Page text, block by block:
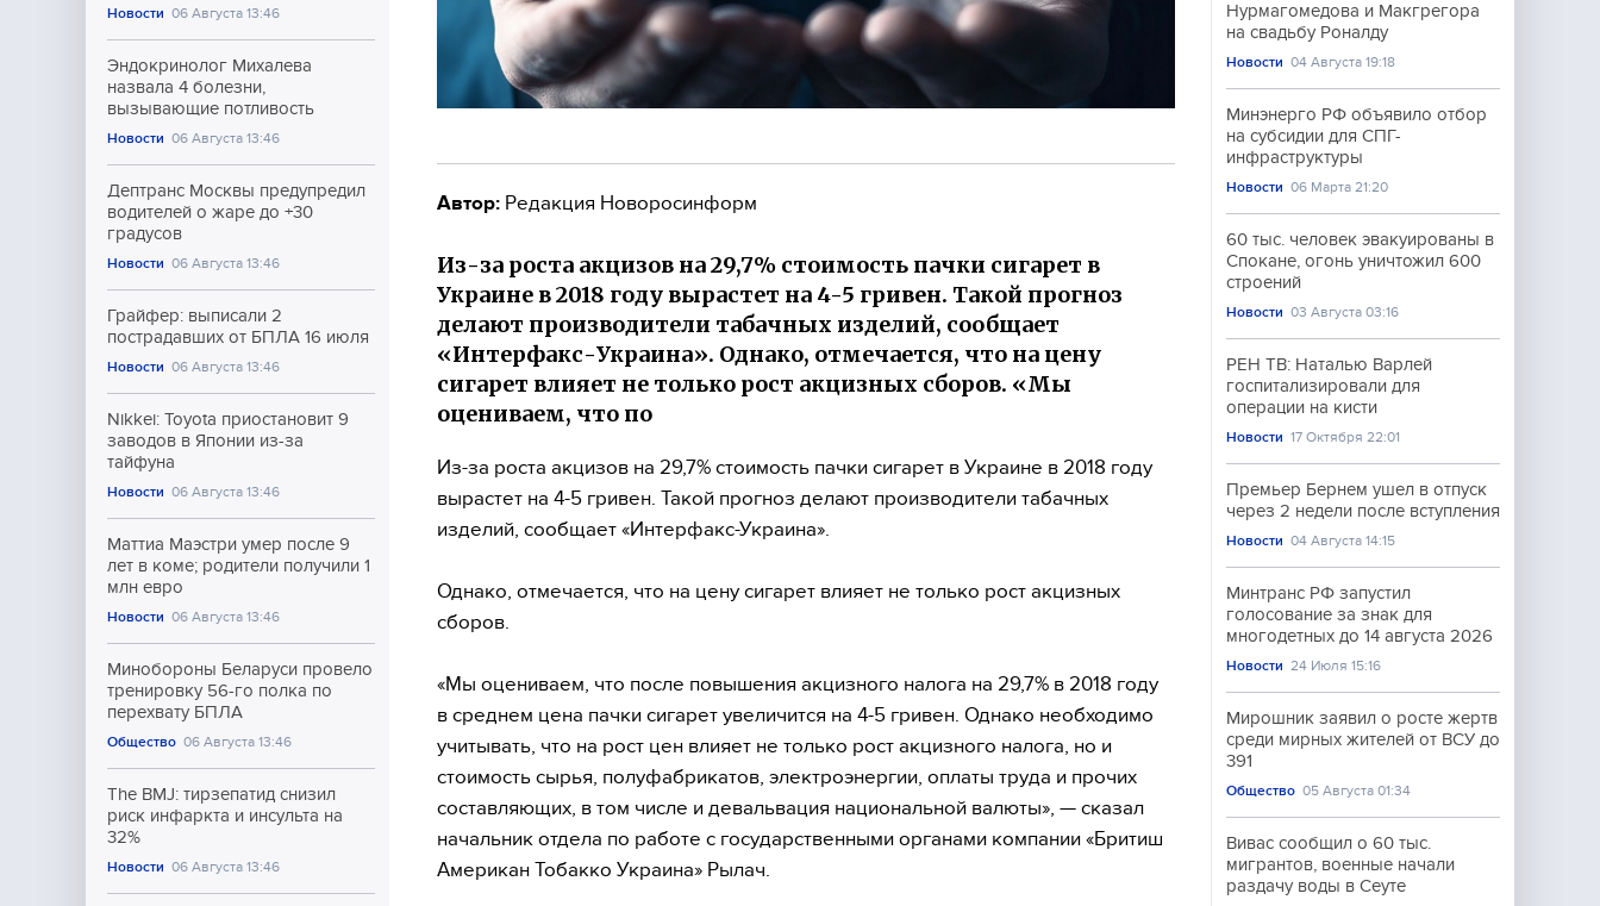
Новости 06 Августа 13:46
Эндокринолог Михалева
назвала 4 болезни,
вызывающие потливость
Новости 06 Августа 13:46
Дептранс Москвы предупредил
водителей о жаре до +30
градусов
Новости 06 Августа 13:46
Грайфер: выписали 2
пострадавших от БПЛА 16 июля
Новости 06 Августа 13:46
Nikkei: Toyota приостановит 9
заводов в Японии из-за
тайфуна
Новости 06 Августа 13:46
Маттиа Маэстри умер после 9
лет в коме; родители получили 1
млн евро
Новости 06 Августа 13:46
Минобороны Беларуси провело
тренировку 56-го полка по
перехвату БПЛА
Общество 06 Августа 13:46
The BMJ: тирзепатид снизил
риск инфаркта и инсульта на
32%
Новости 06 Августа 13:46
Автор: Редакция Новоросинформ
Из-за роста акцизов на 29,7% стоимость пачки сигарет в
Украине в 2018 году вырастет на 4-5 гривен. Такой прогноз
делают производители табачных изделий, сообщает
«Интерфакс-Украина». Однако, отмечается, что на цену
сигарет влияет не только рост акцизных сборов. «Мы
оцениваем, что по
Из-за роста акцизов на 29,7% стоимость пачки сигарет в Украине в 2018 году
вырастет на 4-5 гривен. Такой прогноз делают производители табачных
изделий, сообщает «Интерфакс-Украина».
Однако, отмечается, что на цену сигарет влияет не только рост акцизных
сборов.
«Мы оцениваем, что после повышения акцизного налога на 29,7% в 2018 году
в среднем цена пачки сигарет увеличится на 4-5 гривен. Однако необходимо
учитывать, что на рост цен влияет не только рост акцизного налога, но и
стоимость сырья, полуфабрикатов, электроэнергии, оплаты труда и прочих
составляющих, в том числе и девальвация национальной валюты», — сказал
начальник отдела по работе с государственными органами компании «Бритиш
Американ Тобакко Украина» Рылач.
Нурмагомедова и Макгрегора
на свадьбу Роналду
Новости 04 Августа 19:18
Минэнерго РФ объявило отбор
на субсидии для СПГ-
инфраструктуры
Новости 06 Марта 21:20
60 тыс. человек эвакуированы в
Спокане, огонь уничтожил 600
строений
Новости 03 Августа 03:16
РЕН ТВ: Наталью Варлей
госпитализировали для
операции на кисти
Новости 17 Октября 22:01
Премьер Бернем ушел в отпуск
через 2 недели после вступления
Новости 04 Августа 14:15
Минтранс РФ запустил
голосование за знак для
многодетных до 14 августа 2026
Новости 24 Июля 15:16
Мирошник заявил о росте жертв
среди мирных жителей от ВСУ до
391
Общество 05 Августа 01:34
Вивас сообщил о 60 тыс.
мигрантов, военные начали
раздачу воды в Сеуте